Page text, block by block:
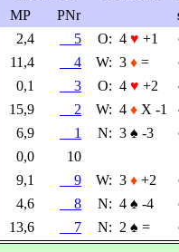
MP
PNr
2,4
5 O: 4 ♥ +1
11,4
4 W: 3 ♦ =
0,1
3 O: 4 ♥ +2
15,9
2 W: 4 ♦ X -1
6,9
1 N: 3 ♠ -3
0,0
10
9,1
9 W: 3 ♦ +2
4,6
8 N: 4 ♠ -4
13,6
7 N: 2 ♠ =